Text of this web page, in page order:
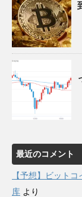
最近のコメント
【予想】ビット
库 より